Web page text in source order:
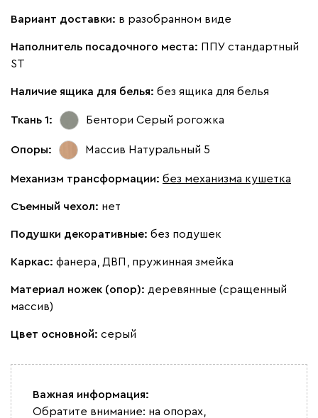
Вариант доставки: в разобранном виде
Наполнитель посадочного места: ППУ стандартный
ST
Наличие ящика для белья: без ящика для белья
Ткань 1: Бентори Серый рогожка
Опоры: Массив Натуральный 5
Механизм трансформации: без механизма кушетка
Съемный чехол: нет
Подушки декоративные: без подушек
Каркас: фанера, ДВП, пружинная змейка
Материал ножек (опор): деревянные (сращенный
массив)
Цвет основной: серый
Важная информация:
Обратите внимание: на опорах,